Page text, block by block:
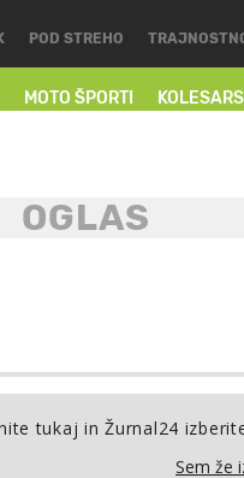
MOTO ŠPORTI
POD STREHO
tukaj in Žurnal24
Sem že